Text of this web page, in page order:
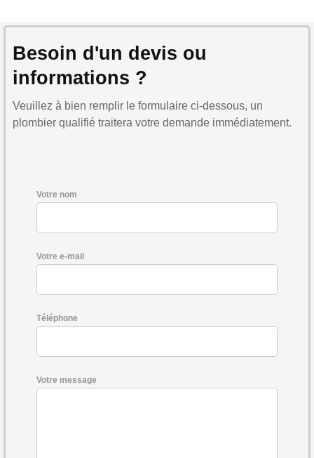
Besoin d'un devis ou
informations ?
Veuillez à bien remplir le formulaire ci-dessous, un
plombier qualifié traitera votre demande immédiatement.
Votre nom
Votre e-mail
Téléphone
Votre message